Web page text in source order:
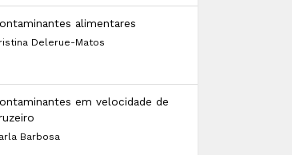
alimentares
Delerue-Matos
em velocidade de
Barbosa